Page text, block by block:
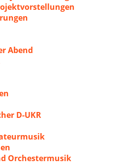
Abend
D-UKR
Orchestermusik